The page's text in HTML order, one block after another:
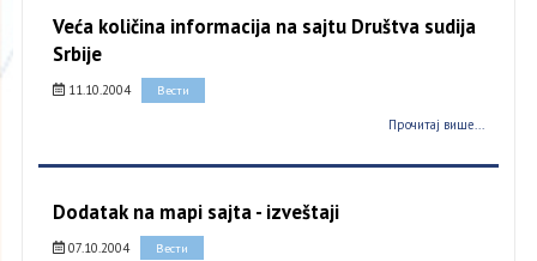
Veća količina informacija na sajtu Društva sudija
Srbije
11.10.2004 Вести
Прочитај више...
Dodatak na mapi sajta - izveštaji
07.10.2004 Вести